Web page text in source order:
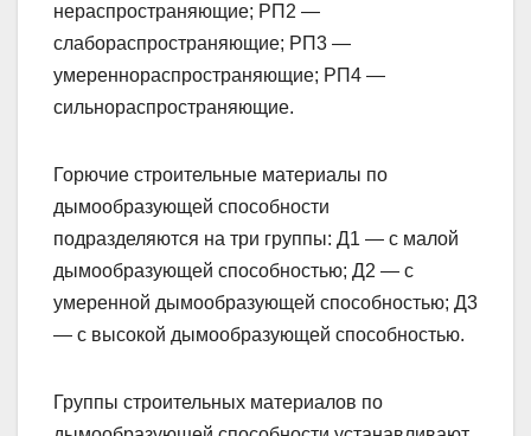
нераспространяющие; РП2 —
слабораспространяющие; РП3 —
умереннораспространяющие; РП4 —
сильнораспространяющие.
Горючие строительные материалы по
дымообразующей способности
подразделяются на три группы: Д1 — с малой
дымообразующей способностью; Д2 — с
умеренной дымообразующей способностью; Д3
— с высокой дымообразующей способностью.
Группы строительных материалов по